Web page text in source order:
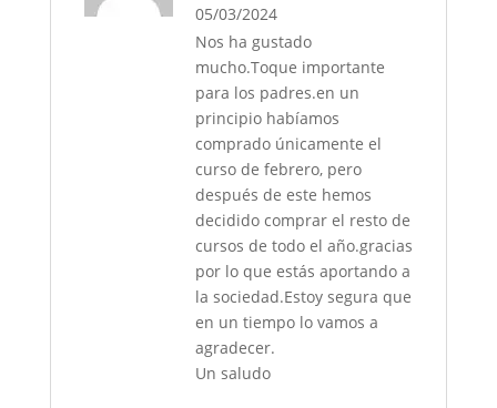
05/03/2024
Nos ha gustado
mucho.Toque importante
para los padres.en un
principio habíamos
comprado únicamente el
curso de febrero, pero
después de este hemos
decidido comprar el resto de
cursos de todo el año.gracias
por lo que estás aportando a
la sociedad.Estoy segura que
en un tiempo lo vamos a
agradecer.
Un saludo